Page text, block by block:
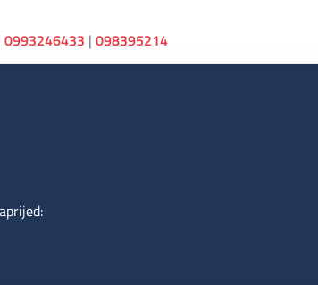
0993246433 | 098395214